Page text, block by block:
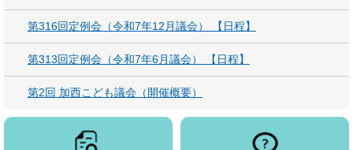
第316回定例会（令和7年12月議会） 【日程】
第313回定例会（令和7年6月議会） 【日程】
第2回 加西こども議会（開催概要）